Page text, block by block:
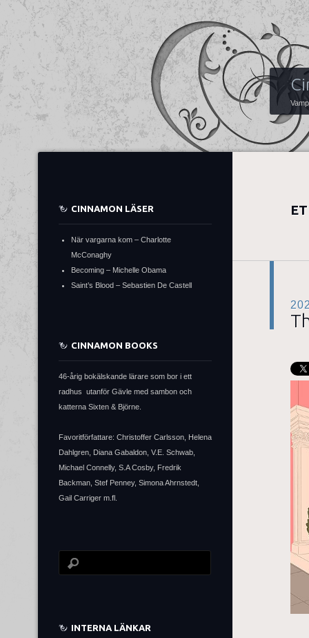
CINNAMON LÄSER
När vargarna kom – Charlotte
McConaghy
Becoming – Michelle Obama
Saint’s Blood – Sebastien De Castell
CINNAMON BOOKS
46-årig bokälskande lärare som bor i ett
radhus utanför Gävle med sambon och
katterna Sixten & Björne.
Favoritförfattare: Christoffer Carlsson, Helena
Dahlgren, Diana Gabaldon, V.E. Schwab,
Michael Connelly, S.A Cosby, Fredrik
Backman, Stef Penney, Simona Ahrnstedt,
Gail Carriger m.fl.
INTERNA LÄNKAR